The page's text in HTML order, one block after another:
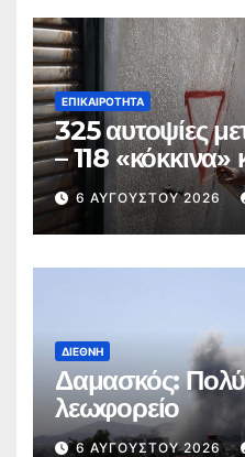
ΕΠΙΚΑΙΡΌΤΗΤΑ
325 αυτοψίες
– 118 «κόκκινα»
6 ΑΥΓΟΎΣΤΟΥ 2026
ΔΙΕΘΝΉ
Δαμασκός:
λεωφορείο
6 ΑΥΓΟΎΣΤΟΥ 2026